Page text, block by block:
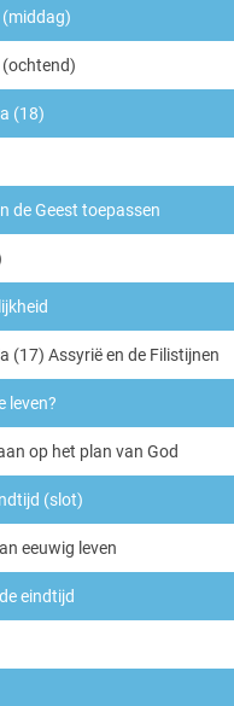
(18)
de Geest toepassen
(17) Assyrië en de Filistijnen
leven?
op het plan van God
(slot)
eeuwig leven
eindtijd